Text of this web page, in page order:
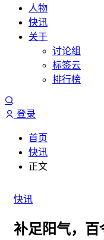
人物
快讯
关于
讨论组
标签云
排行榜
登录
首页
快讯
正文
快讯
补足阳气，百